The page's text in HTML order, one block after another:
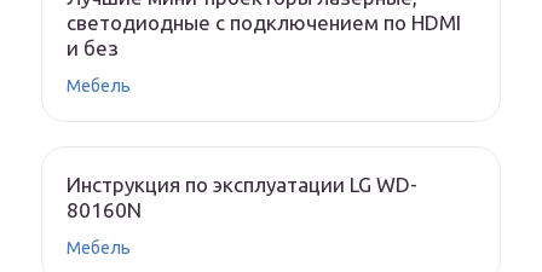
светодиодные с подключением по HDMI
и без
Мебель
Инструкция по эксплуатации LG WD-
80160N
Мебель